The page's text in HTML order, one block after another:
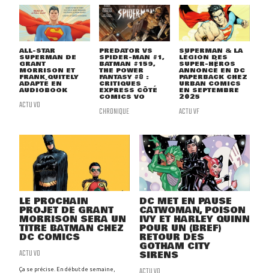
ALL-STAR
SUPERMAN DE
GRANT
MORRISON ET
FRANK QUITELY
ADAPTÉ EN
AUDIOBOOK
ACTU VO
PREDATOR VS
SPIDER-MAN #1,
BATMAN #159,
THE POWER
FANTASY #8 :
CRITIQUES
EXPRESS CÔTÉ
COMICS VO
CHRONIQUE
SUPERMAN & LA
LÉGION DES
SUPER-HÉROS
ANNONCÉ EN DC
PAPERBACK CHEZ
URBAN COMICS
EN SEPTEMBRE
2025
ACTU VF
LE PROCHAIN
PROJET DE GRANT
MORRISON SERA UN
TITRE BATMAN CHEZ
DC COMICS
ACTU VO
Ça se précise. En début de semaine,
DC MET EN PAUSE
CATWOMAN, POISON
IVY ET HARLEY QUINN
POUR UN (BREF)
RETOUR DES
GOTHAM CITY
SIRENS